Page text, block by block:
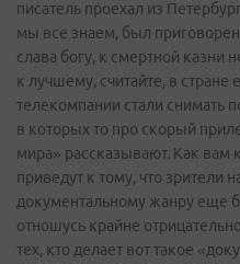
писатель проехал из
мы все знаем, был приговорен
слава богу, к смертной казни
к лучшему, считайте, в стране
телекомпании стали снимать
в которых то про скорый
мира» рассказывают. Как вам
приведут к тому, что зрители
документальному жанру еще
отношусь крайне
тех, кто делает вот такое